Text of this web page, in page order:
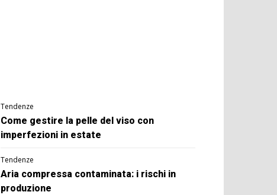
Tendenze
Come gestire la pelle del viso con
imperfezioni in estate
Tendenze
Aria compressa contaminata: i rischi in
produzione